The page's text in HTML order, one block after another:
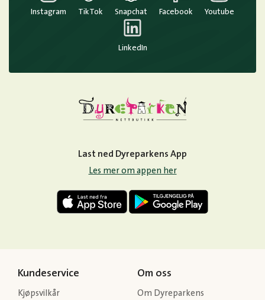
Instagram TikTok Snapchat Facebook Youtube
LinkedIn
Last ned Dyreparkens App
Les mer om appen her
Kundeservice
Kjøpsvilkår
Om oss
Om Dyreparkens